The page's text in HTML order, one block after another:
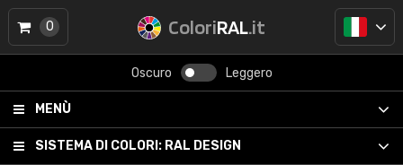
ColoriRAL.it
Oscuro Leggero
MENÙ
SISTEMA DI COLORI: RAL DESIGN
0